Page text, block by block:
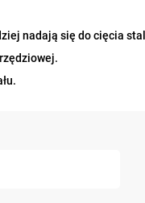
nadają się do cięcia